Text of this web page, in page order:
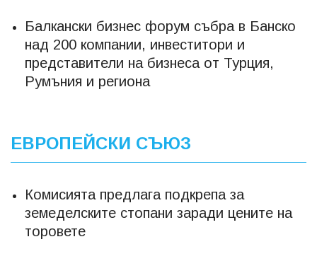
Балкански бизнес форум събра в Банско
над 200 компании, инвеститори и
представители на бизнеса от Турция,
Румъния и региона
ЕВРОПЕЙСКИ СЪЮЗ
Комисията предлага подкрепа за
земеделските стопани заради цените на
торовете